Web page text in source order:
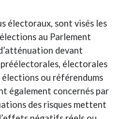
électoraux, sont visés les
au Parlement
devant
électorales
ou référendums
également concernés par
des risques mettent